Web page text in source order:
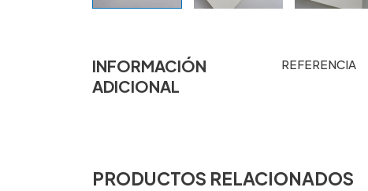
INFORMACIÓN
ADICIONAL
REFERENCIA
PRODUCTOS RELACIONADOS